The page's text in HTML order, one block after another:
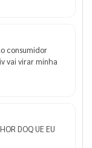
consumidor
vai virar minha
DOQ UE EU